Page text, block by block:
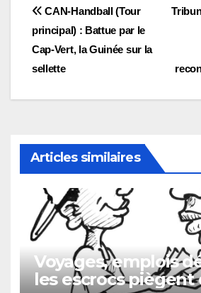
Navigation
de
l’article
CAN-Handball (Tour
principal) : Battue par le
Cap-Vert, la Guinée sur la
sellette
Articles similaires
Voyages, emplois
les escrocs piègent